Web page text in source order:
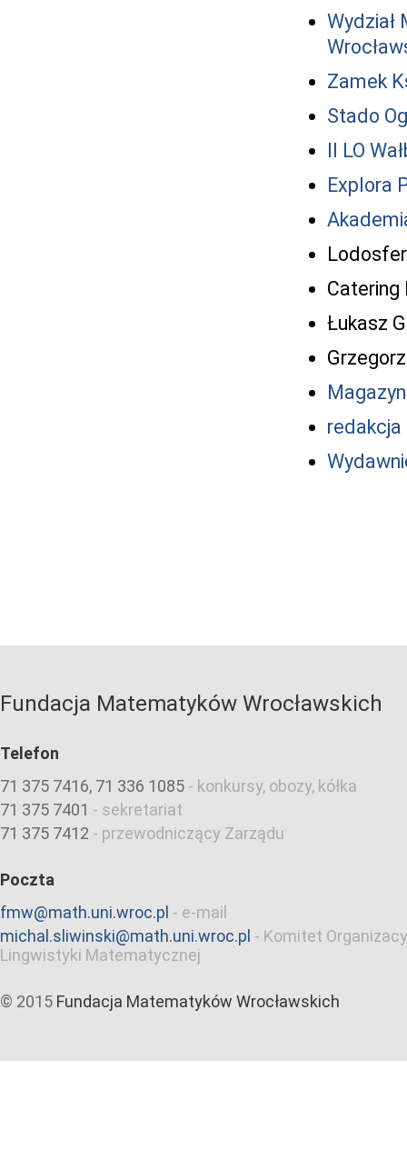
Wydział
Zamek
Stado
II LO
Explora
Catering
Łukasz
redakcja
Fundacja Matematyków Wrocławskich
Telefon
71 375 7416, 71 336 1085 - konkursy, obozy, kółka
71 375 7401 - sekretariat
71 375 7412 - przewodniczący Zarządu
Poczta
fmw@math.uni.wroc.pl - e-mail
michal.sliwinski@math.uni.wroc.pl - Komitet
Lingwistyki Matematycznej
© 2015 Fundacja Matematyków Wrocławskich